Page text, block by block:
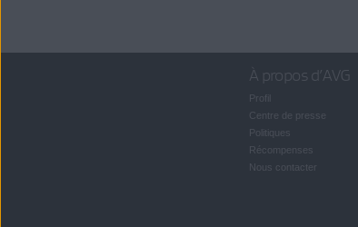
À propos d’AVG
Profil
Centre de presse
Politiques
Récompenses
Nous contacter